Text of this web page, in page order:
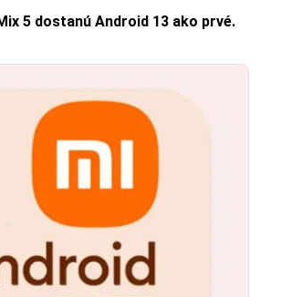
5 dostanú Android 13 ako prvé.